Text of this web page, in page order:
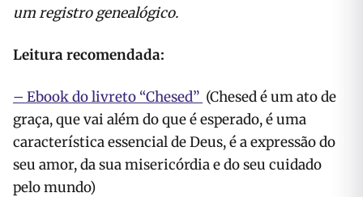
um registro genealógico.
Leitura recomendada:
– Ebook do livreto “Chesed” (Chesed éum ato de
graça, que vai além do que é esperado, éuma
característica essencial de Deus, é a expressão do
seu amor, da sua misericórdia e do seu cuidado
pelo mundo)